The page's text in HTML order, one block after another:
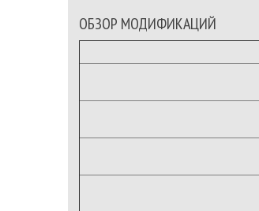
ОБЗОР МОДИФИКАЦИЙ